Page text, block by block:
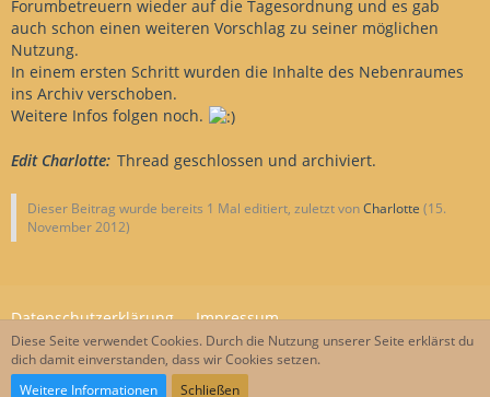
Forumbetreuern wieder auf die Tagesordnung und es gab
auch schon einen weiteren Vorschlag zu seiner möglichen
Nutzung.
In einem ersten Schritt wurden die Inhalte des Nebenraumes
ins Archiv verschoben.
Weitere Infos folgen noch.
Edit Charlotte: Thread geschlossen und archiviert.
Dieser Beitrag wurde bereits 1 Mal editiert, zuletzt vonCharlotte (15.
November 2012)
Datenschutzerklärung Impressum
Community-Software:
Diese Seite verwendet Cookies. Durch die Nutzung unserer Seite erklärst du
dich damit einverstanden, dass wir Cookies setzen.
Weitere Informationen
Schließen